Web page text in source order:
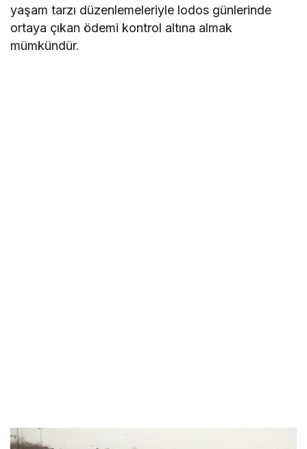
yaşam tarzı düzenlemeleriyle lodos günlerinde
ortaya çıkan ödemi kontrol altına almak
mümkündür.